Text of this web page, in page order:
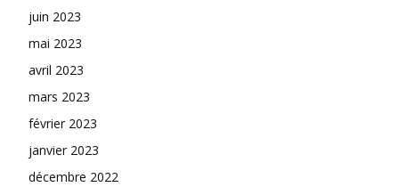
juin 2023
mai 2023
avril 2023
mars 2023
février 2023
janvier 2023
décembre 2022